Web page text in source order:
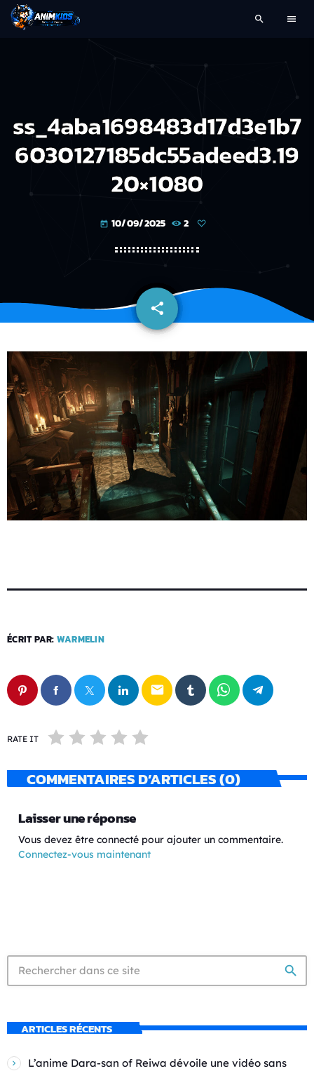
search menu
ss_4aba1698483d17d3e1b7
6030127185dc55adeed3.19
20×1080
today 10/09/2025 2
share
email
ÉCRIT PAR: WARMELIN
email
RATE IT
COMMENTAIRES D’ARTICLES (0)
Laisser une réponse
Vous devez être connecté pour ajouter un commentaire.
Connectez-vous maintenant
search
ARTICLES RÉCENTS
L’anime Dara-san of Reiwa dévoile une vidéo sans